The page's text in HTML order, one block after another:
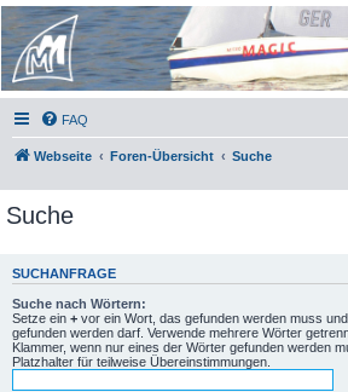
Micro Magic Forum
Deutschland
FAQ
Webseite Foren-Übersicht Suche
Suche
SUCHANFRAGE
Suche nach Wörtern:
Setze ein + vor ein Wort, das gefunden werden muss
gefunden werden darf. Verwende mehrere Wörter
Klammer, wenn nur eines der Wörter gefunden werden
Platzhalter für teilweise Übereinstimmungen.